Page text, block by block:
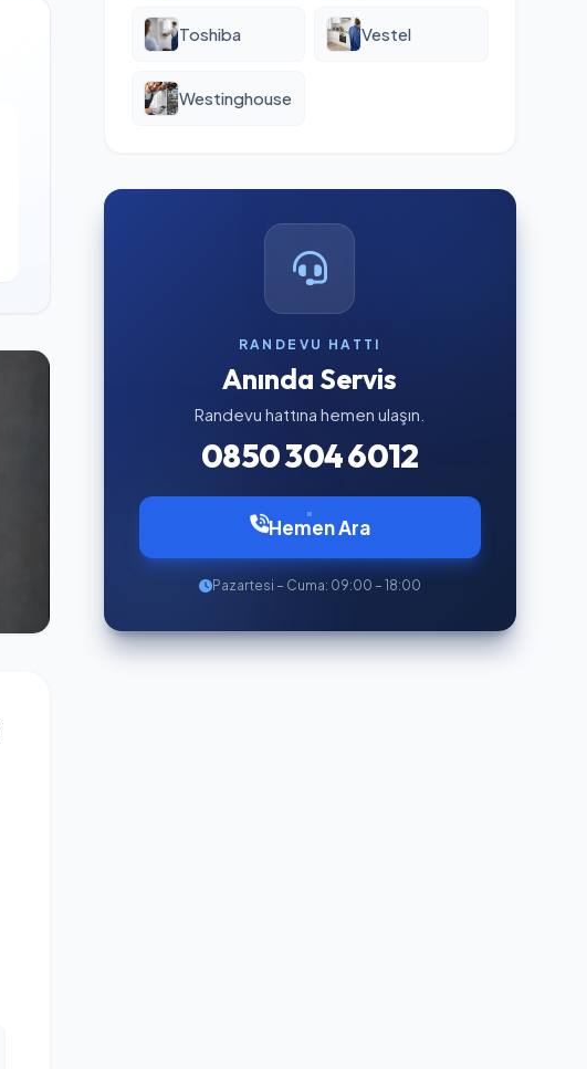
Toshiba Vestel
Westinghouse
RANDEVU HATTI
Anında Servis
Randevu hattına hemen ulaşın.
0850 304 6012
Hemen Ara
Pazartesi – Cuma: 09:00 – 18:00